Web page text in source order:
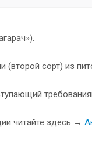
(второй сорт) из
читайте здесь →